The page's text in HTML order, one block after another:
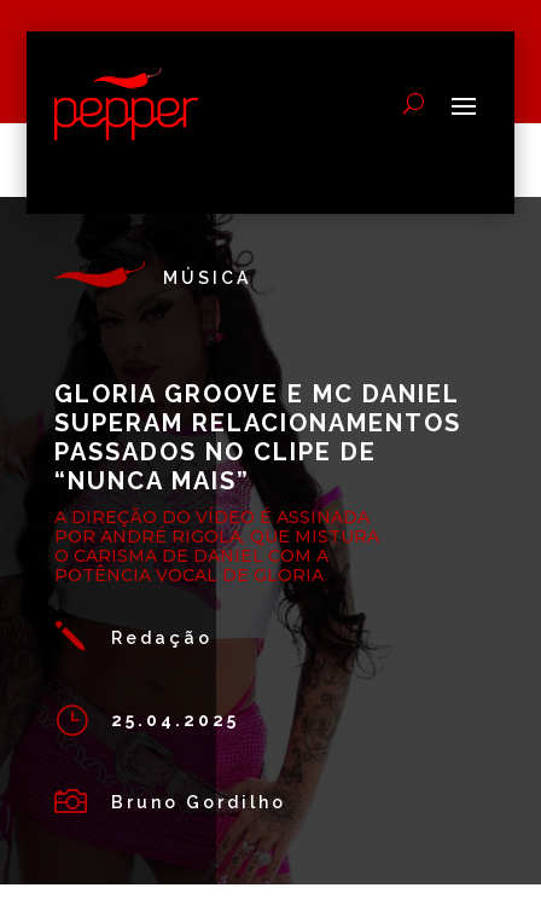
MÚSICA
GLORIA GROOVE E MC DANIEL
SUPERAM RELACIONAMENTOS
PASSADOS NO CLIPE DE
“NUNCA MAIS”
A DIREÇÃO DO VÍDEO É ASSINADA
POR ANDRÉ RIGOLA, QUE MISTURA
O CARISMA DE DANIEL COM A
POTÊNCIA VOCAL DE GLORIA
j Redação
} 25.04.2025
 Bruno Gordilho